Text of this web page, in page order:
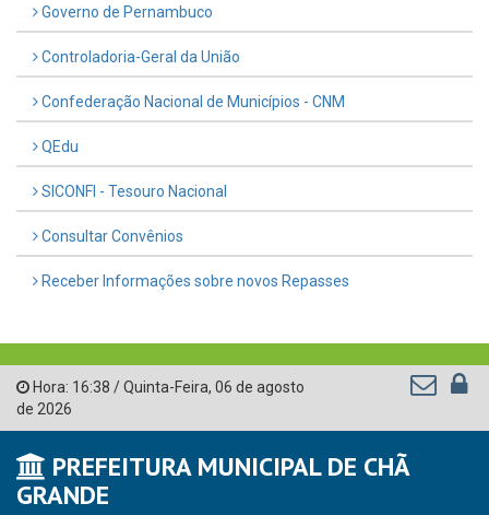
Governo de Pernambuco
Controladoria-Geral da União
Confederação Nacional de Municípios - CNM
QEdu
SICONFI - Tesouro Nacional
Consultar Convênios
Receber Informações sobre novos Repasses
Hora: 16:38 /Quinta-Feira, 06 de agosto
de 2026
PREFEITURA MUNICIPAL DE CHÃ
GRANDE